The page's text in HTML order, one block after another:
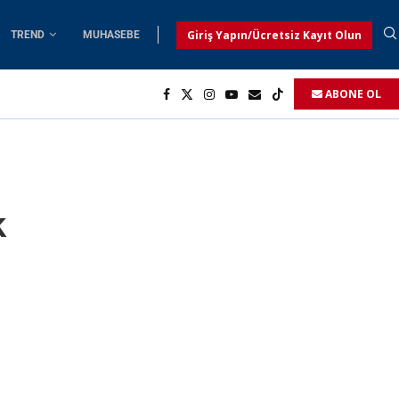
TREND MUHASEBE Giriş Yapın/Ücretsiz Kayıt Olun
ABONE OL